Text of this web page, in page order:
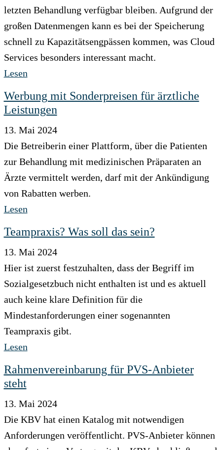
letzten Behandlung verfügbar bleiben. Aufgrund der
großen Datenmengen kann es bei der Speicherung
schnell zu Kapazitätsengpässen kommen, was Cloud
Services besonders interessant macht.
Lesen
Werbung mit Sonderpreisen für ärztliche
Leistungen
13. Mai 2024
Die Betreiberin einer Plattform, über die Patienten
zur Behandlung mit medizinischen Präparaten an
Ärzte vermittelt werden, darf mit der Ankündigung
von Rabatten werben.
Lesen
Teampraxis? Was soll das sein?
13. Mai 2024
Hier ist zuerst festzuhalten, dass der Begriff im
Sozialgesetzbuch nicht enthalten ist und es aktuell
auch keine klare Definition für die
Mindestanforderungen einer sogenannten
Teampraxis gibt.
Lesen
Rahmenvereinbarung für PVS-Anbieter
steht
13. Mai 2024
Die KBV hat einen Katalog mit notwendigen
Anforderungen veröffentlicht. PVS-Anbieter können